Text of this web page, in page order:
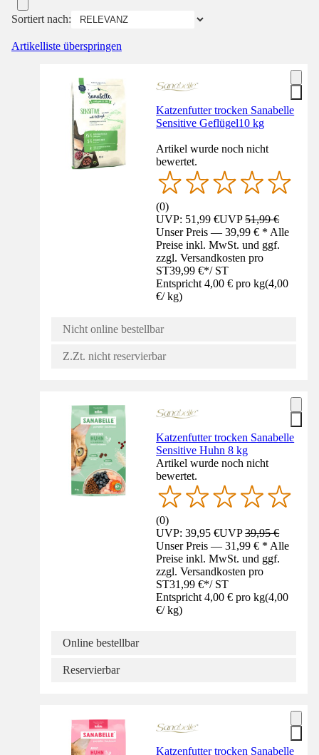
Sortiert nach:
Artikelliste überspringen
Katzenfutter trocken Sanabelle
Sensitive Geflügel10 kg
Artikel wurde noch nicht
bewertet.
(0)
UVP: 51,99 €UVP51,99 €
Unser Preis — 39,99 € * Alle
Preise inkl. MwSt. und ggf.
zzgl. Versandkosten pro
ST39,99 €*/ ST
Entspricht 4,00 € pro kg(4,00
€/ kg)
Nicht online bestellbar
Z.Zt. nicht reservierbar
Katzenfutter trocken Sanabelle
Sensitive Huhn 8 kg
Artikel wurde noch nicht
bewertet.
(0)
UVP: 39,95 €UVP39,95 €
Unser Preis — 31,99 € * Alle
Preise inkl. MwSt. und ggf.
zzgl. Versandkosten pro
ST31,99 €*/ ST
Entspricht 4,00 € pro kg(4,00
€/ kg)
Online bestellbar
Reservierbar
Katzenfutter trocken Sanabelle